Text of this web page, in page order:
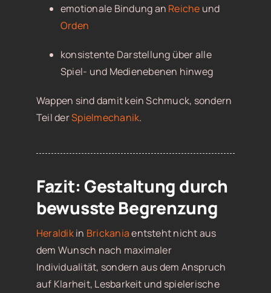
emotionale Bindung an Reiche und
Orden
konsistente Darstellung über alle
Spiel- und Medienebenen hinweg
Wappen sind damit kein Schmuck, sondern
Teil derSpielmechanik.
Fazit: Gestaltung durch
bewusste Begrenzung
Heraldikin Brickaniaentsteht nicht aus
dem Wunsch nach maximaler
Individualität, sondern aus dem Anspruch
auf Klarheit, Lesbarkeit und spielerische